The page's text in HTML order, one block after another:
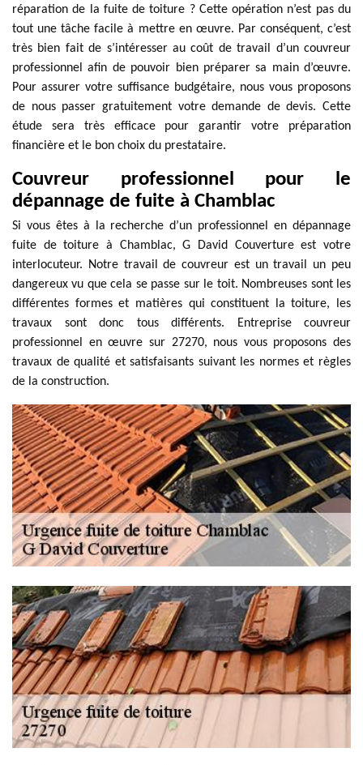
réparation de la fuite de toiture ? Cette opération n’est pas du
tout une tâche facile à mettre en œuvre. Par conséquent, c’est
très bien fait de s’intéresser au coût de travail d’un couvreur
professionnel afin de pouvoir bien préparer sa main d’œuvre.
Pour assurer votre suffisance budgétaire, nous vous proposons
de nous passer gratuitement votre demande de devis. Cette
étude sera très efficace pour garantir votre préparation
financière et le bon choix du prestataire.
Couvreur professionnel pour le
dépannage de fuite à Chamblac
Si vous êtes à la recherche d’un professionnel en dépannage
fuite de toiture à Chamblac, G David Couverture est votre
interlocuteur. Notre travail de couvreur est un travail un peu
dangereux vu que cela se passe sur le toit. Nombreuses sont les
différentes formes et matières qui constituent la toiture, les
travaux sont donc tous différents. Entreprise couvreur
professionnel en œuvre sur 27270, nous vous proposons des
travaux de qualité et satisfaisants suivant les normes et règles
de la construction.